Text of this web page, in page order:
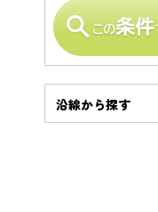
沿線から探す